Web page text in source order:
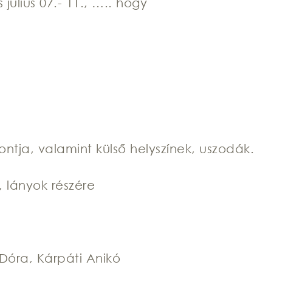
július 07.- 11., ….. hogy
valamint külső helyszínek, uszodák.
lányok részére
Kárpáti Anikó